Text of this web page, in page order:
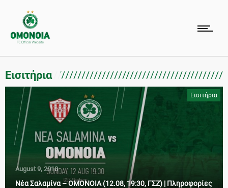
Εισιτήρια
Εισιτήρια
August 9, 2018
Νέα Σαλαμίνα – ΟΜΟΝΟΙΑ (12.08, 19:30, ΓΣΖ) | Πληροφορίες